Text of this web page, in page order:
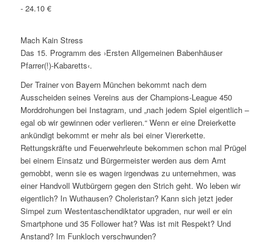
- 24.10 €
Mach Kain Stress
Das 15. Programm des ›Ersten Allgemeinen Babenhäuser
Pfarrer(!)-Kabaretts‹.
Der Trainer von Bayern München bekommt nach dem
Ausscheiden seines Vereins aus der Champions-League 450
Morddrohungen bei Instagram, und „nach jedem Spiel eigentlich –
egal ob wir gewinnen oder verlieren.“ Wenn er eine Dreierkette
ankündigt bekommt er mehr als bei einer Viererkette.
Rettungskräfte und Feuerwehrleute bekommen schon mal Prügel
bei einem Einsatz und Bürgermeister werden aus dem Amt
gemobbt, wenn sie es wagen irgendwas zu unternehmen, was
einer Handvoll Wutbürgern gegen den Strich geht. Wo leben wir
eigentlich? In Wuthausen? Choleristan? Kann sich jetzt jeder
Simpel zum Westentaschendiktator upgraden, nur weil er ein
Smartphone und 35 Follower hat? Was ist mit Respekt? Und
Anstand? Im Funkloch verschwunden?